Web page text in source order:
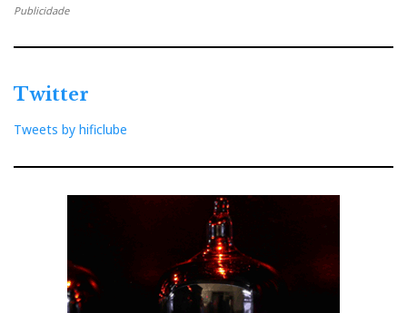
Chapter The Cube
O que eu não esperava era o “The Cube”. Este
mastodonte estéreo funciona em Classe D. Só pelo
aspecto devem calcular a potência “fria” de um bicho
Publicidade
Twitter
Tweets by hificlube